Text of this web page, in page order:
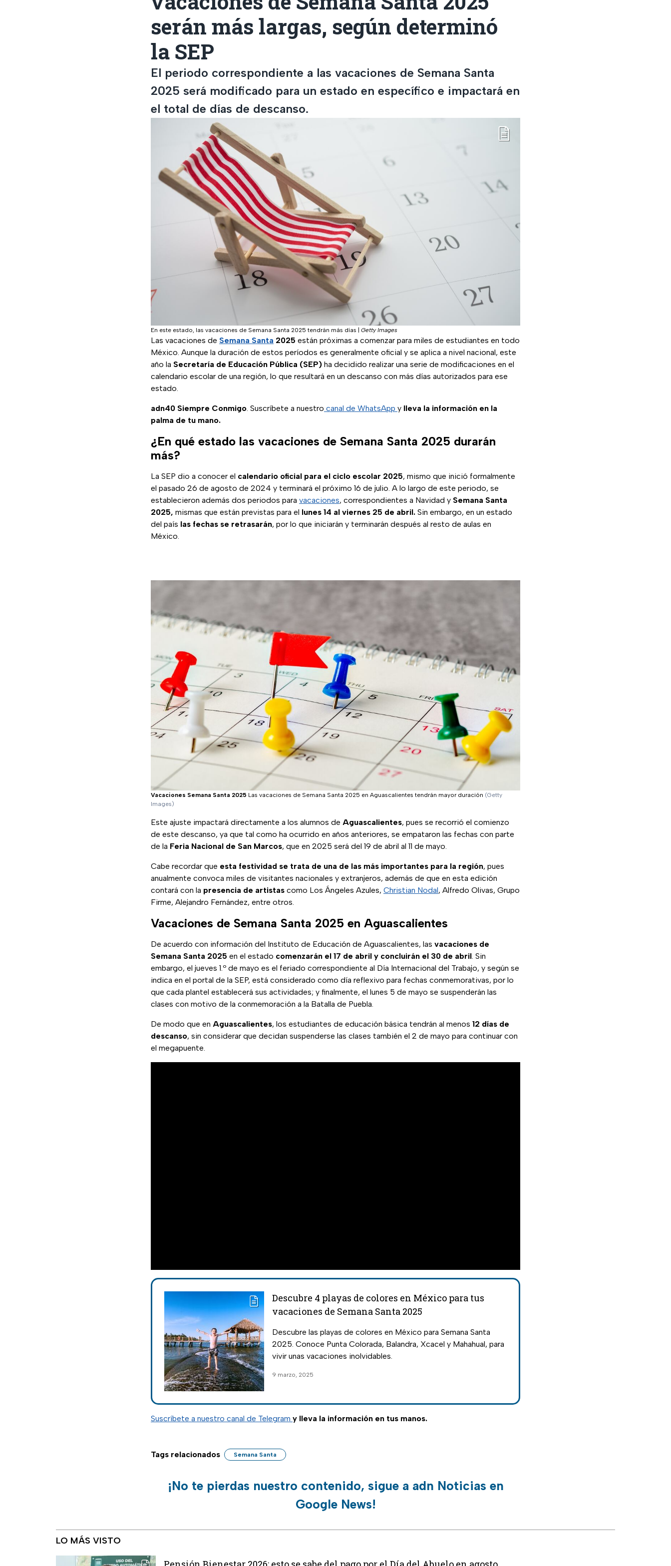
serán más largas, según determinó
la SEP
El periodo correspondiente a las vacaciones de Semana Santa
2025 será modificado para un estado en específico e impactará en
el total de días de descanso.
En este estado, las vacaciones de Semana Santa 2025 tendrán más días Getty Images
Las vacaciones de Semana Santa 2025 están próximas a comenzar para miles de estudiantes en todo
México. Aunque la duración de estos períodos es generalmente oficial y se aplica a nivel nacional, este
año la Secretaría de Educación Pública (SEP) ha decidido realizar una serie de modificaciones en el
calendario escolar de una región, lo que resultará en un descanso con más días autorizados para ese
estado.
adn40 Siempre Conmigo. Suscríbete a nuestro canal de WhatsApp y lleva la información en la
palma de tu mano.
¿En qué estado las vacaciones de Semana Santa 2025 durarán
más?
La SEP dio a conocer el calendario oficial para el ciclo escolar 2025, mismo que inició formalmente
el pasado 26 de agosto de 2024 y terminará el próximo 16 de julio. A lo largo de este periodo, se
establecieron además dos periodos para vacaciones, correspondientes a Navidad y Semana Santa
2025, mismas que están previstas para el lunes 14 al viernes 25 de abril. Sin embargo, en un estado
del país las fechas se retrasarán, por lo que iniciarán y terminarán después al resto de aulas en
México.
Vacaciones Semana Santa 2025 Las vacaciones de Semana Santa 2025 en Aguascalientes tendrán mayor duración (Getty
Images)
Este ajuste impactará directamente a los alumnos de Aguascalientes, pues se recorrió el comienzo
de este descanso, ya que tal como ha ocurrido en años anteriores, se empataron las fechas con parte
de la Feria Nacional de San Marcos, que en 2025 será del 19 de abril al 11 de mayo.
Cabe recordar que esta festividad se trata de una de las más importantes para la región, pues
anualmente convoca miles de visitantes nacionales y extranjeros, además de que en esta edición
contará con la presencia de artistas como Los Ángeles Azules, Christian Nodal, Alfredo Olivas, Grupo
Firme, Alejandro Fernández, entre otros.
Vacaciones de Semana Santa 2025 en Aguascalientes
De acuerdo con información del Instituto de Educación de Aguascalientes, las vacaciones de
Semana Santa 2025 en el estado comenzarán el 17 de abril y concluirán el 30 de abril . Sin
embargo, el jueves 1.º de mayo es el feriado correspondiente al Día Internacional del Trabajo, y según se
indica en el portal de la SEP, está considerado como día reflexivo para fechas conmemorativas, por lo
que cada plantel establecerá sus actividades; y finalmente, el lunes 5 de mayo se suspenderán las
clases con motivo de la conmemoración a la Batalla de Puebla.
De modo que en Aguascalientes, los estudiantes de educación básica tendrán al menos 12 días de
descanso, sin considerar que decidan suspenderse las clases también el 2 de mayo para continuar con
el megapuente.
Descubre 4 playas de colores en México para tus
vacaciones de Semana Santa 2025
Descubre las playas de colores en México para Semana Santa
2025. Conoce Punta Colorada, Balandra, Xcacel y Mahahual, para
vivir unas vacaciones inolvidables.
9 marzo, 2025
Suscríbete a nuestro canal de Telegram y lleva la información en tus manos.
Tags relacionados Semana Santa
¡No te pierdas nuestro contenido, sigue a adn Noticias en
Google News!
LO MÁS VISTO